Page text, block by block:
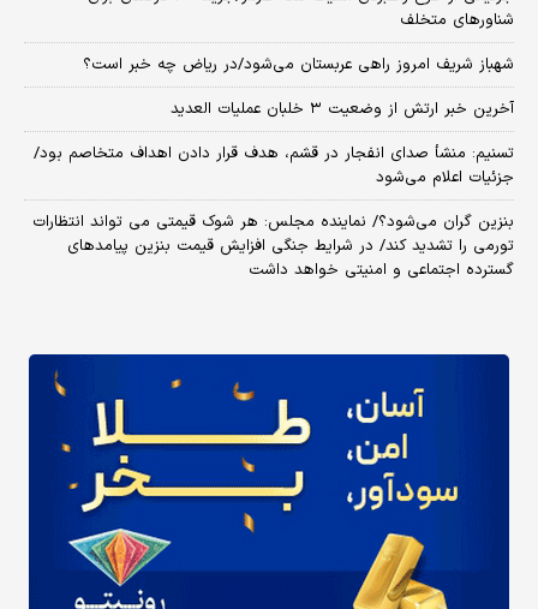
شناورهای متخلف
شهباز شریف امروز راهی عربستان می‌شود/در ریاض چه خبر است؟
آخرین خبر ارتش از وضعیت ۳ خلبان عملیات العدید
تسنیم: منشأ صدای انفجار در قشم، هدف قرار دادن اهداف متخاصم بود/
جزئیات اعلام می‌شود
بنزین گران می‌شود؟/ نماینده مجلس: هر شوک قیمتی می تواند انتظارات
تورمی را تشدید کند/ در شرایط جنگی افزایش قیمت بنزین پیامدهای
گسترده اجتماعی و امنیتی خواهد داشت